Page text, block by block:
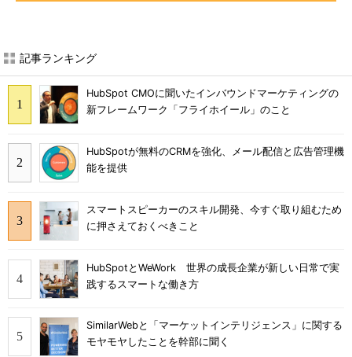
記事ランキング
HubSpot CMOに聞いたインバウンドマーケティングの
新フレームワーク「フライホイール」のこと
HubSpotが無料のCRMを強化、メール配信と広告管理機
能を提供
スマートスピーカーのスキル開発、今すぐ取り組むため
に押さえておくべきこと
HubSpotとWeWork 世界の成長企業が新しい日常で実
践するスマートな働き方
SimilarWebと「マーケットインテリジェンス」に関する
モヤモヤしたことを幹部に聞く